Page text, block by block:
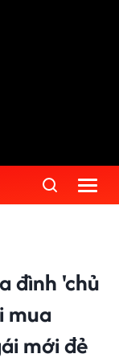
đình 'chủ
mua
mới đẻ